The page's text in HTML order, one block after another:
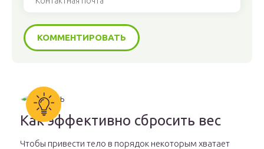
Как эффективно сбросить вес
Чтобы привести тело в порядок некоторым хватает